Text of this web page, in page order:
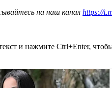
на наш канал https://
и нажмите Ctrl+Enter,